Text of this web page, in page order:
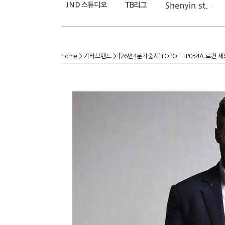
home > 기타브랜드 > [26년4분기출시]TOPO - TP034A 로건 세